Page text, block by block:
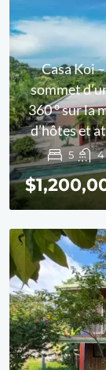
Casa Koi
sommet
360 ° sur la
d’hôtes et
5 4